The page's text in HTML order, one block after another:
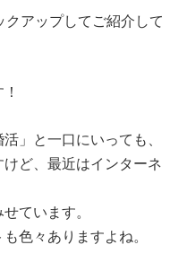
クアップしてご紹介して
」と一口にいっても、
ど、最近はインターネ
ています。
色々ありますよね。